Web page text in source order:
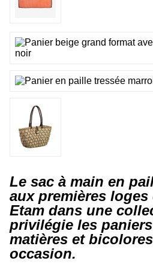
Le sac à main en
aux premières loges
Etam dans une
privilégie les
matières et
occasion.